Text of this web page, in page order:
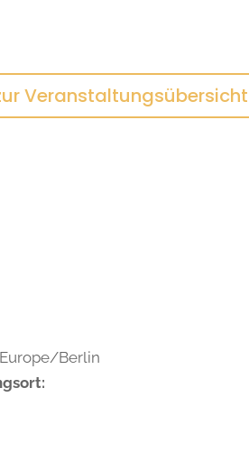
Veranstaltungsübersicht
Berlin